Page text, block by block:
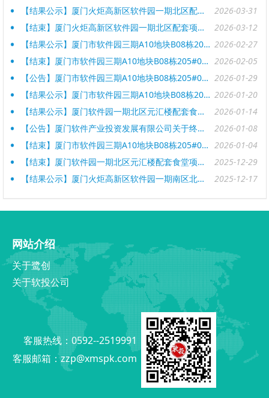
【结果公示】厦门火炬高新区软件园一期北区配套项目竞租结果公示
2026-03-31
【结束】厦门火炬高新区软件园一期北区配套项目招租公告
2026-03-12
【结果公示】厦门市软件园三期A10地块B08栋205#04单元智能自助取餐柜配套项目竞租结果公示 2026-02-27
【结束】厦门市软件园三期A10地块B08栋205#04单元智能自助取餐柜配套项目招租公告
2026-02-05
【公告】厦门市软件园三期A10地块B08栋205#04单元智能自助取餐柜配套项目招租中标结果终止公告
2026-01-29
【结果公示】厦门市软件园三期A10地块B08栋205#04单元智能自助取餐柜配套项目竞租结果公示 2026-01-20
【结果公示】厦门软件园一期北区元汇楼配套食堂项目竞租结果公示
2026-01-14
【公告】厦门软件产业投资发展有限公司关于终止20250815期厦门火炬高新区软件园一期南北区配套项目招租公告
2026-01-08
【结束】厦门市软件园三期A10地块B08栋205#04单元智能自助取餐柜配套项目招租公告
2026-01-04
【结束】厦门软件园一期北区元汇楼配套食堂项目招租公告
2025-12-29
【结果公示】厦门火炬高新区软件园一期南区北区配套项目竞租结果公示
2025-12-17
网站介绍
关于鹭创
关于软投公司
客服热线：0592--2519991
客服邮箱：zzp@xmspk.com